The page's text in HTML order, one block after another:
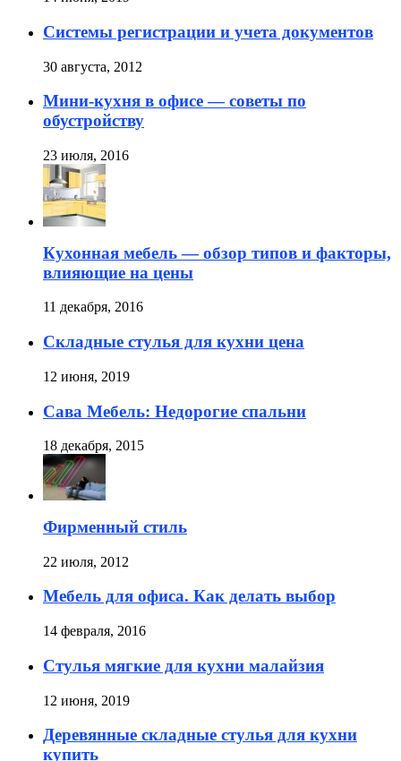
Cистемы регистрации и учета документов
30 августа, 2012
Мини-кухня в офисе — советы по
обустройству
23 июля, 2016
Кухонная мебель — обзор типов и факторы,
влияющие на цены
11 декабря, 2016
Складные стулья для кухни цена
12 июня, 2019
Сава Мебель: Недорогие спальни
18 декабря, 2015
Фирменный стиль
22 июля, 2012
Мебель для офиса. Как делать выбор
14 февраля, 2016
Стулья мягкие для кухни малайзия
12 июня, 2019
Деревянные складные стулья для кухни
купить